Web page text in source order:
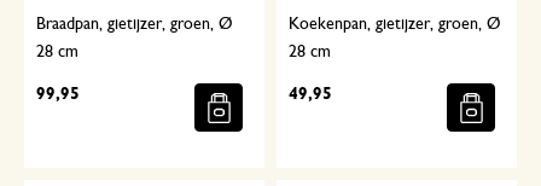
Braadpan, gietijzer, groen, Ø
28 cm
99,95
Koekenpan, gietijzer, groen, Ø
28 cm
49,95